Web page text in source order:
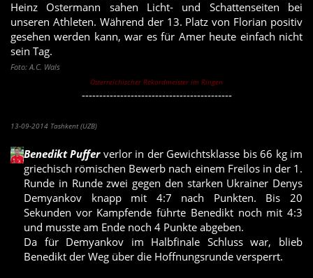
Heinz Ostermann sahen Licht- und Schattenseiten bei
unseren Athleten. Während der 13. Platz von Florian positiv
gesehen werden kann, war es für Amer heute einfach nicht
sein Tag.
Foto: A.C. Wals
Österreichischer Rekordmeister im Ringen
-------------------------------------------
13-09-2014 Tashkent (UZB)
Benedikt Pufferverlor in der Gewichtsklasse bis 66 kg im
griechisch römischen Bewerb nach einem Freilos in der 1.
Runde in Runde zwei gegen den starken Ukrainer Denys
Demyankov knapp mit 4:7 nach Punkten. Bis 20
Sekunden vor Kampfende führte Benedikt noch mit 4:3
und musste am Ende noch 4 Punkte abgeben.
Da für Demyankov im Halbfinale Schluss war, blieb
Benedikt der Weg über die Hoffnungsrunde versperrt.